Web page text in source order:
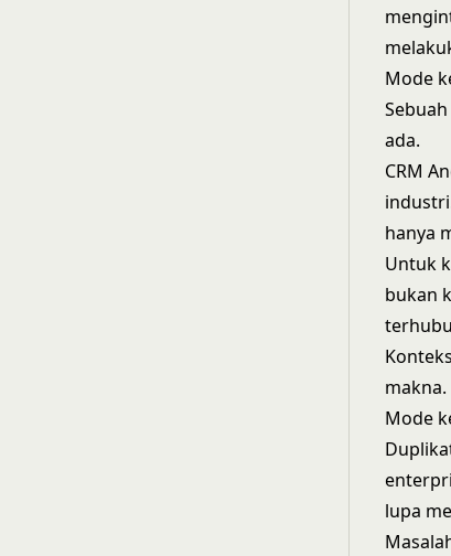
Mode
ada.
CRM
hanya
Untuk
bukan
makna.
Mode
lupa